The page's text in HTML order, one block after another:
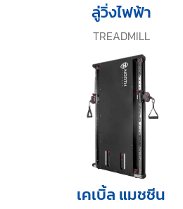
TREADMILL
ลู่วิ่งไฟฟ้า
เคเบิ้ล แมชชีน